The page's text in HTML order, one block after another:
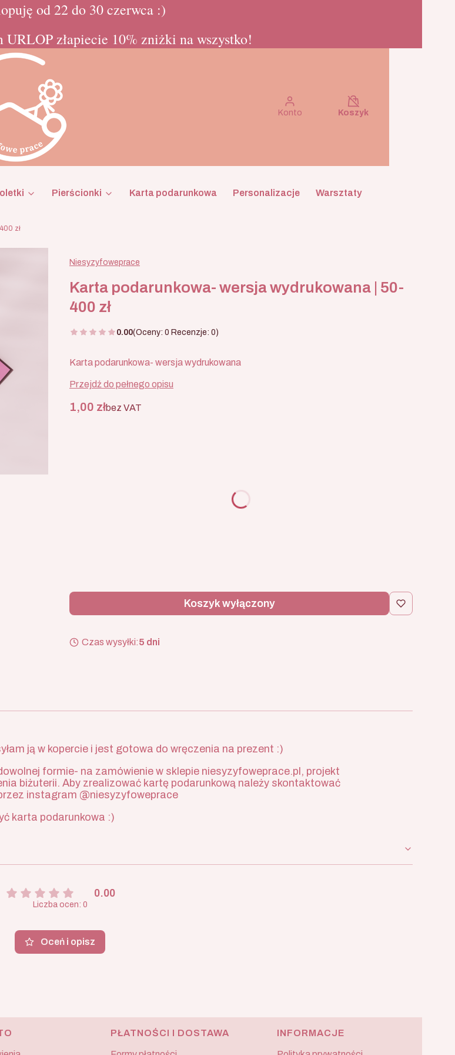
od 22 do 30 czerwca :)
złapiecie 10% zniżki na wszystko!
Konto
Koszyk wyłączony
Koszyk
Pierścionki Karta podarunkowa Personalizacje Warsztaty
zł
Niesyzyfoweprace
Karta podarunkowa- wersja wydrukowana | 50-
400 zł
0.00(Oceny: 0 Recenzje: 0)
Karta podarunkowa- wersja wydrukowana
Przejdź do pełnego opisu
Cena
1,00 złbez VAT
Koszyk wyłączony
Czas wysyłki:5 dni
ją w kopercie i jest gotowa do wręczenia na prezent :)
formie- na zamówienie w sklepie niesyzyfoweprace.pl, projekt
biżuterii. Aby zrealizować kartę podarunkową należy skontaktować
instagram @niesyzyfoweprace
karta podarunkowa :)
0.00
Liczba ocen: 0
Oceń i opisz
PŁATNOŚCI I DOSTAWA INFORMACJE